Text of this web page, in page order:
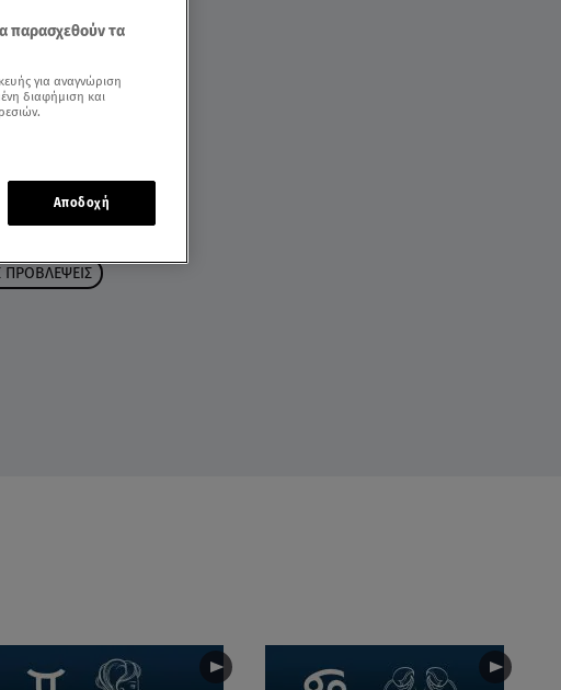
ΠΡΟΒΛΕΨΕΙΣ
παρασχεθούν τα
για αναγνώριση
διαφήμιση και
Αποδοχή